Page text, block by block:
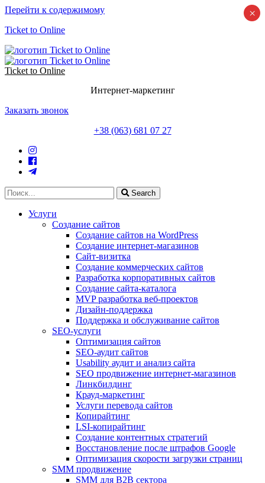
Перейти к содержимому
Ticket to Online
Ticket to Online
Интернет-маркетинг
Заказать звонок
+38 (063) 681 07 27
Search
Услуги
Создание сайтов
Создание сайтов на WordPress
Создание интернет-магазинов
Сайт-визитка
Создание коммерческих сайтов
Разработка корпоративных сайтов
Создание сайта-каталога
MVP разработка веб-проектов
Дизайн-поддержка
Поддержка и обслуживание сайтов
SEO-услуги
Оптимизация сайтов
SEO-аудит сайтов
Usability аудит и анализ сайта
SEO продвижение интернет-магазинов
Линкбилдинг
Крауд-маркетинг
Услуги перевода сайтов
Копирайтинг
LSI-копирайтинг
Создание контентных стратегий
Восстановление после штрафов Google
Оптимизация скорости загрузки страниц
SMM продвижение
SMM для B2B сектора
×